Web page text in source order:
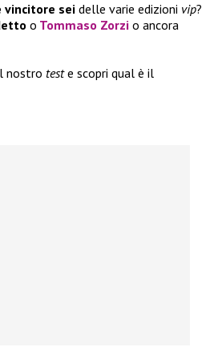
vincitore seidelle varie edizioni vip?
o Tommaso Zorzi o ancora
nostro teste scopri qual è il